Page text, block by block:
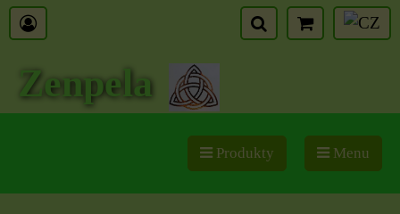
Zenpela
Produkty Menu